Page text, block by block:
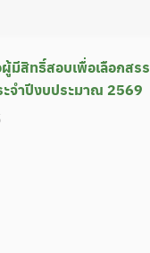
มีสิทธิ์สอบเพื่อเลือกสร
ะจำปีงบประมาณ 2569